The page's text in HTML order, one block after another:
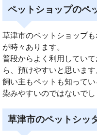
ペットショップのペ
草津市のペットショップ
が時々あります。
普段からよく利用してい
ら、預けやすいと思います
飼い主もペットも知って
染みやすいのではないでし
草津市のペットシッ